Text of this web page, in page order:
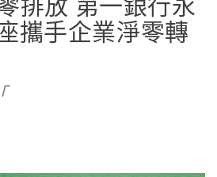
攜手企業淨零轉